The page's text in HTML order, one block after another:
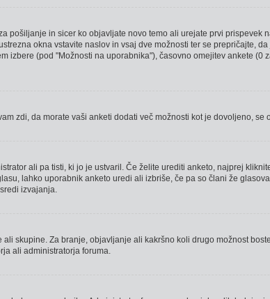
pošiljanje in sicer ko objavljate novo temo ali urejate prvi prispevek
okna vstavite naslov in vsaj dve možnosti ter se prepričajte,
izbere (pod "Možnosti na uporabnika"), časovno omejitev ankete (0
zdi, da morate vaši anketi dodati več možnosti kot je dovoljeno, se
ali pa tisti, ki jo je ustvaril. Če želite urediti anketo, najprej
lahko uporabnik anketo uredi ali izbriše, če pa so člani že
izvajanja.
skupine. Za branje, objavljanje ali kakršno koli drugo možnost
ali administratorja foruma.